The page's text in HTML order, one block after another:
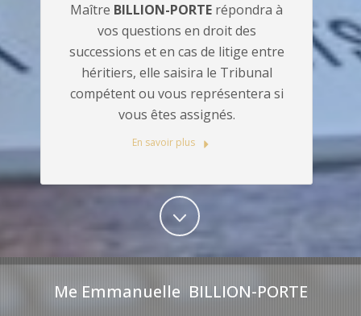
Maître BILLION-PORTE répondra à
vos questions en droit des
successions et en cas de litige entre
héritiers, elle saisira le Tribunal
compétent ou vous représentera si
vous êtes assignés.
En savoir plus
Me Emmanuelle BILLION-PORTE